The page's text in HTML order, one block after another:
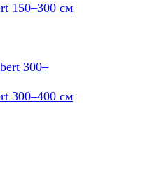
150–300 см
300–400 см